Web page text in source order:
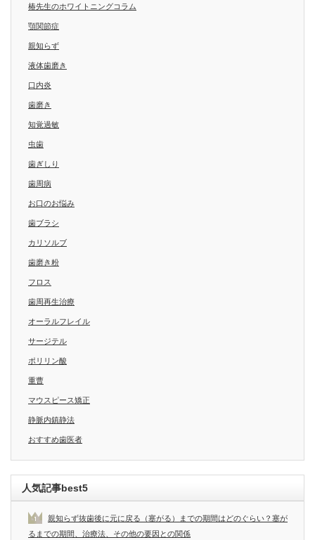
椿先生のホワイトニングコラム
顎関節症
親知らず
液体歯磨き
口内炎
歯磨き
知覚過敏
虫歯
歯ぎしり
歯周病
お口のお悩み
歯ブラシ
カリソルブ
歯磨き粉
フロス
歯周再生治療
オーラルフレイル
サージテル
ポリリン酸
重曹
マウスピース矯正
静脈内鎮静法
おすすめ歯医者
人気記事best5
親知らず抜歯後に元に戻る（塞がる）までの期間はどのぐらい？塞が
るまでの期間、治療法、その他の要因との関係